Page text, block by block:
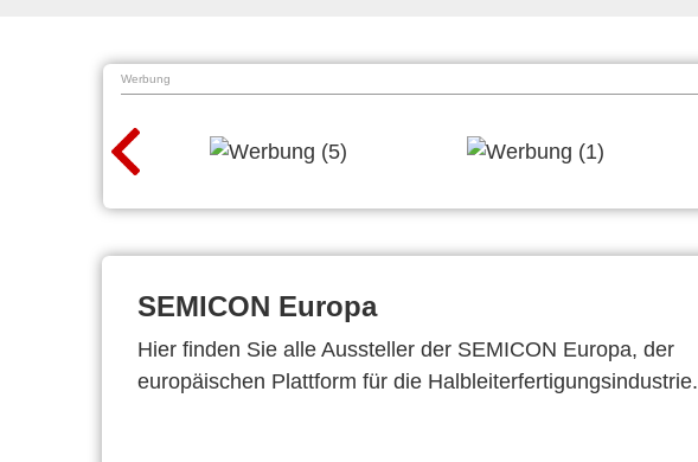
Werbung
SEMICON Europa
Hier finden Sie alle Aussteller der SEMICON Europa, der
europäischen Plattform für die Halbleiterfertigungsindustrie.